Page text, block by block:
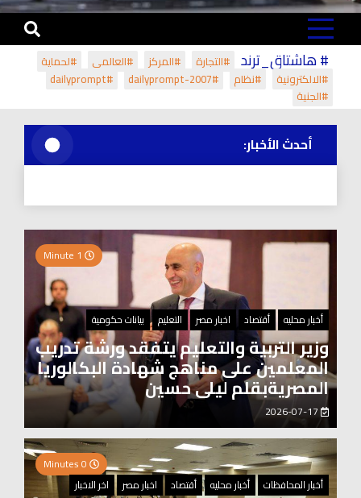
# هاشتاق_ترند #التجارة #المركز #العالمي
#لحماية
#الالكترونية
#نظام #dailyprompt-2007
#dailyprompt
#الجنية
أحدث الأخبار:
أخبار محليه أقتصاد اخبار مصر التعليم بيانات حكومية
وزير التربية والتعليم يتفقد ورشة تدريب
المعلمين على مناهج شهادة البكالوريا
المصريةبقلم ليلى حسين
أخبار المحافظات
أخبار محليه أقتصاد اخبار مصر
اخر الاخبار